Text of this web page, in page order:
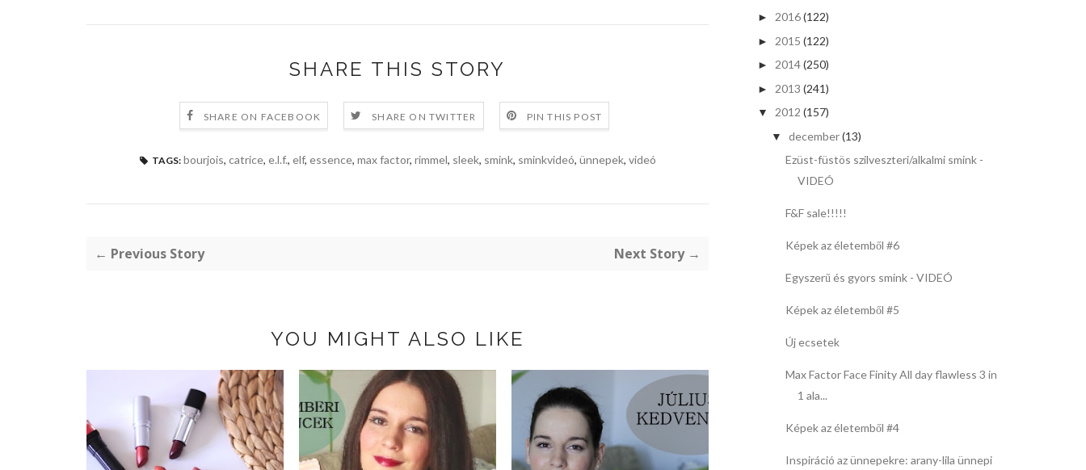
SHARE THIS STORY
SHARE ON FACEBOOK SHARE ON TWITTER PIN THIS POST
TAGS: bourjois, catrice, e.l.f., elf, essence, max factor, rimmel, sleek, smink, sminkvideó, ünnepek, videó
← Previous Story Next Story →
YOU MIGHT ALSO LIKE
► 2016(122)
► 2015 (122)
► 2014(250)
► 2013 (241)
▼ 2012 (157)
▼ december(13)
Ezüst-füstös szilveszteri/alkalmi smink -
VIDEÓ
F&F sale!!!!!
Képek az életemből #6
Egyszerű és gyors smink - VIDEÓ
Képek az életemből #5
Új ecsetek
Max Factor Face Finity All day flawless 3 in
1 ala...
Képek az életemből #4
Inspiráció az ünnepekre: arany-lila ünnepi